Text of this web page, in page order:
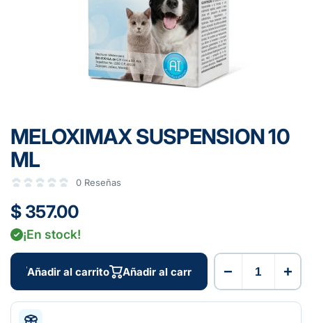
MELOXIMAX SUSPENSION 10
ML
0 Reseñas
$ 357.00
¡En stock!
Añadir al carrito Añadir al carrito − +